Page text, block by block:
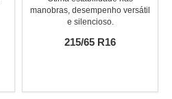
manobras, desempenho versátil
e silencioso.
215/65 R16